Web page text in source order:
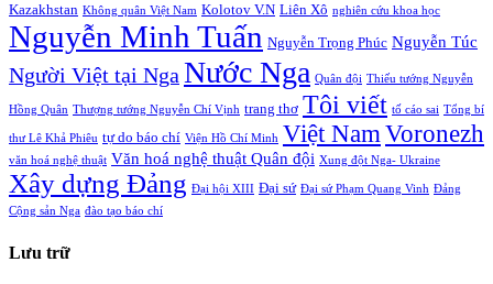
Kazakhstan Không quân Việt Nam Kolotov V.N Liên Xô nghiên cứu khoa học
Nguyễn Minh Tuấn Nguyễn Trọng Phúc Nguyễn Túc
Người Việt tại NgaNước Nga Quân đội Thiếu tướng Nguyễn
Hồng Quân Thượng tướng Nguyễn Chí Vịnh trang thơ Tôi viết tố cáo sai Tổng bí
thư Lê Khả Phiêu tự do báo chí Viện Hồ Chí Minh Việt NamVoronezh
văn hoá nghệ thuật Văn hoá nghệ thuật Quân đội Xung đột Nga- Ukraine
Xây dựng Đảng Đại hội XIII Đại sứ Đại sứ Phạm Quang Vinh Đảng
Cộng sản Nga đào tạo báo chí
Lưu trữ